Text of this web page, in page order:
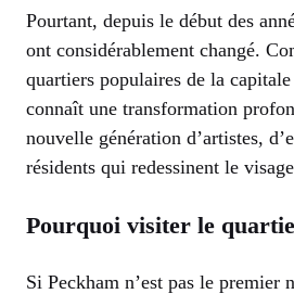
Pourtant, depuis le début des
ont considérablement changé.
quartiers populaires de la
connaît une transformation
nouvelle génération d’artistes,
résidents qui redessinent le
Pourquoi visiter le
Si Peckham n’est pas le premier